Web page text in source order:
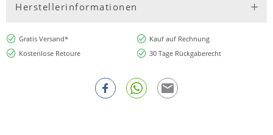
Herstellerinformationen
Gratis Versand*
Kauf auf Rechnung
Kostenlose Retoure
30 Tage Rückgaberecht